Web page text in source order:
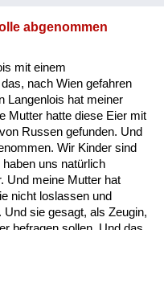
abgenommen
mit einem
nach Wien gefahren
Langenlois hat meiner
Mutter hatte diese Eier mit
Russen gefunden. Und
Wir Kinder sind
uns natürlich
Und meine Mutter hat
nicht loslassen und
sie gesagt, als Zeugin,
befragen sollen. Und das